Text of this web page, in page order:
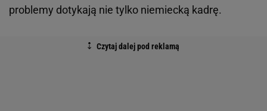
problemy dotykają nie tylko niemiecką kadrę.